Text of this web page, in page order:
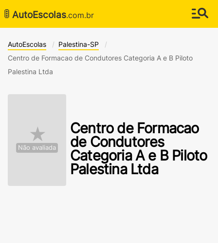
🚦 AutoEscolas.com.br
AutoEscolas
Palestina-SP
Centro de Formacao de Condutores Categoria A e B Piloto
Palestina Ltda
★
Não avaliada
Centro de Formacao
de Condutores
Categoria A e B Piloto
Palestina Ltda